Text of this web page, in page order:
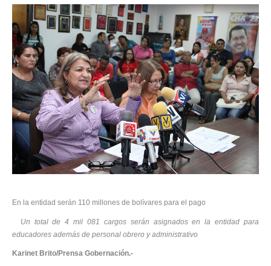
En la entidad serán 110 millones de bolívares para el pago
Un total de 4 mil 081 cargos serán asignados en la entidad para
educadores además de personal obrero y administrativo
Karinet Brito/Prensa Gobernación.-